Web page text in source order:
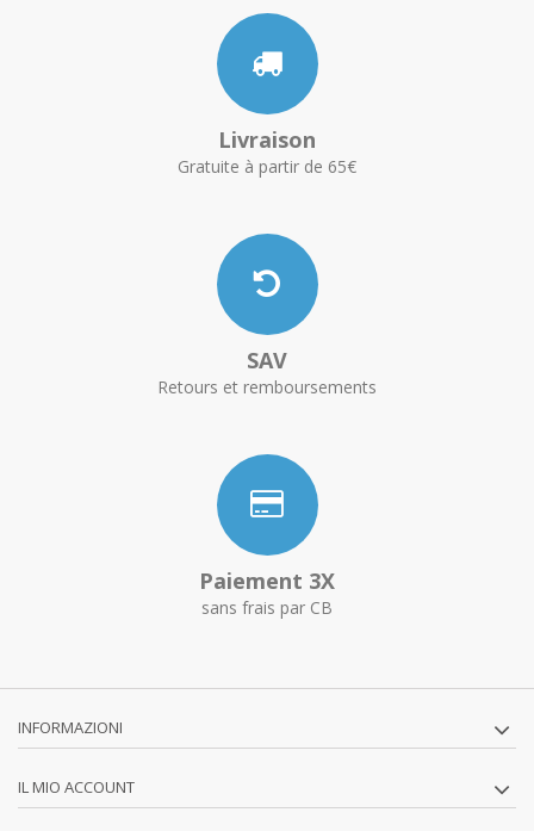
Livraison
Gratuite à partir de 65€
SAV
Retours et remboursements
Paiement 3X
sans frais par CB
INFORMAZIONI
IL MIO ACCOUNT